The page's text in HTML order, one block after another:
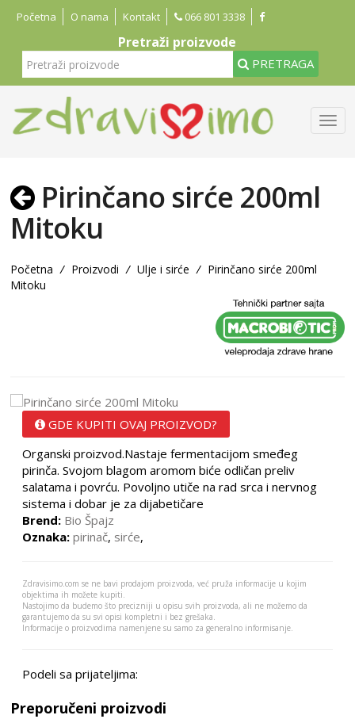
Početna O nama Kontakt 066 801 3338
Pretraži proizvode
PRETRAGA
Pirinčano sirće 200ml
Mitoku
Početna / Proizvodi / Ulje i sirće / Pirinčano sirće 200ml
Mitoku
GDE KUPITI OVAJ PROIZVOD?
Organski proizvod.Nastaje fermentacijom smeđeg
pirinča. Svojom blagom aromom biće odličan preliv
salatama i povrću. Povoljno utiče na rad srca i nervnog
sistema i dobar je za dijabetičare
Brend: Bio Špajz
Oznaka: pirinač, sirće,
Zdravisimo.com se ne bavi prodajom proizvoda, već pruža informacije u kojim
objektima ih možete kupiti.
Nastojimo da budemo što precizniji u opisu svih proizvoda, ali ne možemo da
garantujemo da su svi opisi kompletni i bez grešaka.
Informacije o proizvodima namenjene su samo za generalno informisanje.
Podeli sa prijateljima:
Preporučeni proizvodi